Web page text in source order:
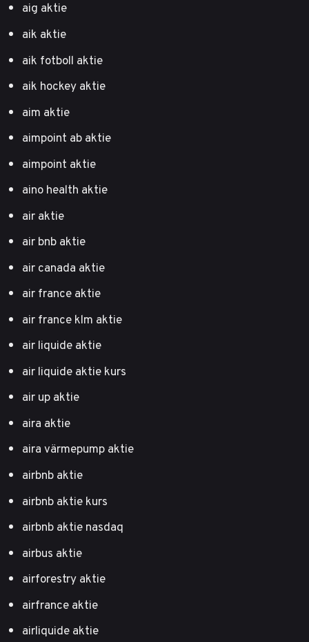
aig aktie
aik aktie
aik fotboll aktie
aik hockey aktie
aim aktie
aimpoint ab aktie
aimpoint aktie
aino health aktie
air aktie
air bnb aktie
air canada aktie
air france aktie
air france klm aktie
air liquide aktie
air liquide aktie kurs
air up aktie
aira aktie
aira värmepump aktie
airbnb aktie
airbnb aktie kurs
airbnb aktie nasdaq
airbus aktie
airforestry aktie
airfrance aktie
airliquide aktie